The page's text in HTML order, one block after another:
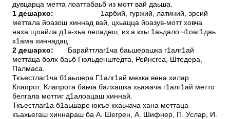
дувцарца метта лоаттабаьб из мотт вай даьша.
1 дешархо: 1арбий, гуржий, латиний, эрсий
меттала йоазош хиннад вай, цхьацца йоазув-мотт ховча
наха щоайла д1а-хьа леладеш, из а кхы 1аьдало ч1оаг1даь
х1ама хиннадац
2 дешархо: Барайттлаг1ча баьшерашка г1алг1ай
меттаца болх баьб Гюльденштедта, Рейнсгса, Штедера,
Палмаса.
Ткъестлаг1ча б1аьшера Г1алг1ай мехка вена хилар
Клапрот. Клапрота баьча балхашка хьажача г1алг1ай метто
белгала моттиг д1алоацаш хиннай.
Ткъестлаг1а б1аьшаре юкъе кхаьчача хана меттаца
къахьегаш хиннараш ба А. Шегрен, А. Шифнер, П. Услар, И.